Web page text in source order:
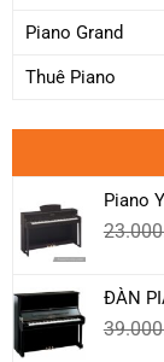
Piano Grand
Thuê Piano
Piano
ĐÀN